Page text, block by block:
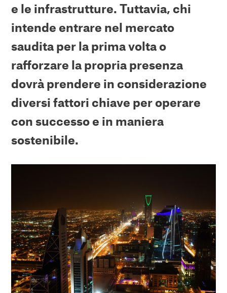
e le infrastrutture. Tuttavia, chi
intende entrare nel mercato
saudita per la prima volta o
rafforzare la propria presenza
dovrà prendere in considerazione
diversi fattori chiave per operare
con successo e in maniera
sostenibile.